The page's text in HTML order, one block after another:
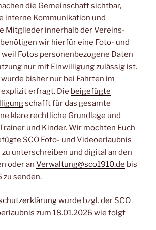
die Gemeinschaft sichtbar,
interne Kommunikation und
Mitglieder innerhalb der Vereins-
wir hierfür eine Foto- und
Fotos personenbezogene Daten
nur mit Einwilligung zulässig ist.
bisher nur bei Fahrten im
erfragt. Die beigefügte
schafft für das gesamte
klare rechtliche Grundlage und
und Kinder. Wir möchten Euch
SCO Foto- und Videoerlaubnis
unterschreiben und digital an den
oder an Verwaltung@sco1910.de bis
zu senden.
wurde bzgl. der SCO
zum 18.01.2026 wie folgt